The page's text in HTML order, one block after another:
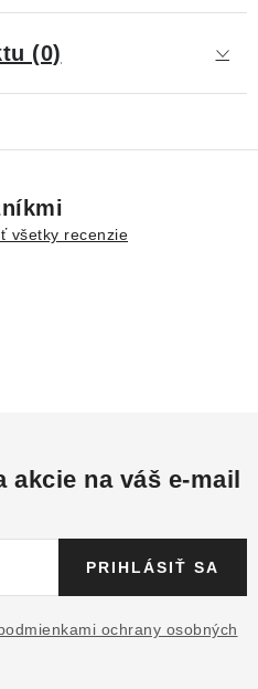
(0)
všetky recenzie
akcie na váš e-mail
ochrany osobných
PRIHLÁSIŤ SA